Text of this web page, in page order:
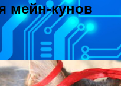
мейн-кунов